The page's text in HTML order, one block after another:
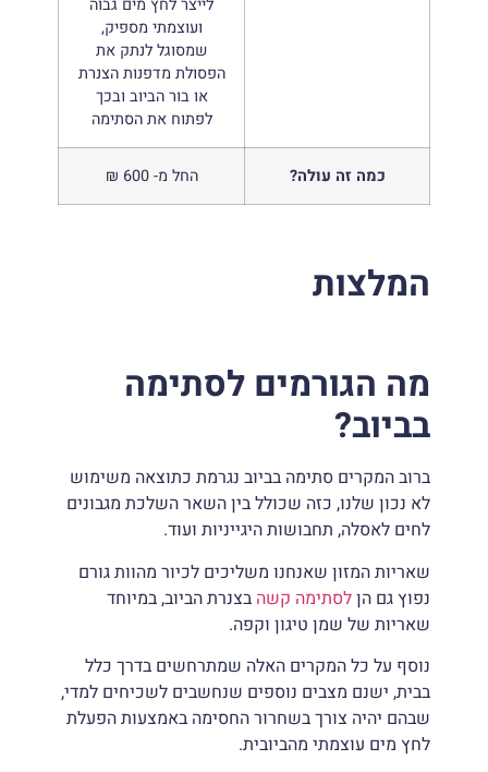
לייצר לחץ מים גבוה
ועוצמתי מספיק,
שמסוגל לנתק את
הפסולת מדפנות הצנרת
או בור הביוב ובכך
לפתוח את הסתימה
כמה זה עולה? החל מ- 600 ₪
המלצות
מה הגורמים לסתימה
בביוב?
ברוב המקרים סתימה בביוב נגרמת כתוצאה משימוש
לא נכון שלנו, כזה שכולל בין השאר השלכת מגבונים
לחים לאסלה, תחבושות היגייניות ועוד.
שאריות המזון שאנחנו משליכים לכיור מהוות גורם
נפוץ גם הןלסתימה קשה בצנרת הביוב, במיוחד
שאריות של שמן טיגון וקפה.
נוסף על כל המקרים האלה שמתרחשים בדרך כלל
בבית, ישנם מצבים נוספים שנחשבים לשכיחים למדי,
שבהם יהיה צורך בשחרור החסימה באמצעות הפעלת
לחץ מים עוצמתי מהביובית.